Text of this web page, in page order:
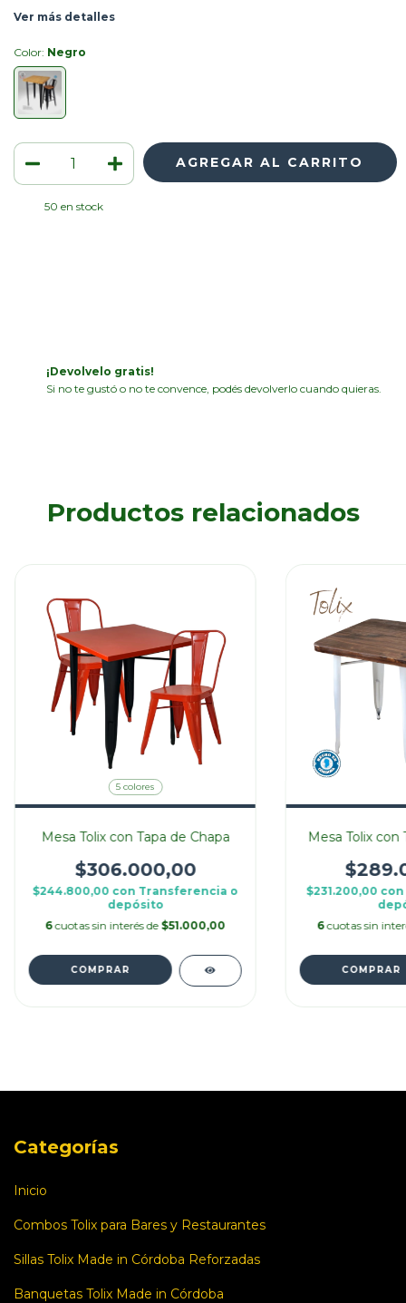
Ver más detalles
Color: Negro
50 en stock
¡Devolvelo gratis!
Si no te gustó o no te convence, podés devolverlo cuando quieras.
Productos relacionados
5 colores
Mesa Tolix con Tapa de Chapa
$306.000,00
$244.800,00 con Transferencia o
depósito
6 cuotas sin interés de $51.000,00
COMPRAR
Mesa Tolix con
$231.200,00 con
6 cuotas sin
COMPRAR
Categorías
Inicio
Combos Tolix para Bares y Restaurantes
Sillas Tolix Made in Córdoba Reforzadas
Banquetas Tolix Made in Córdoba